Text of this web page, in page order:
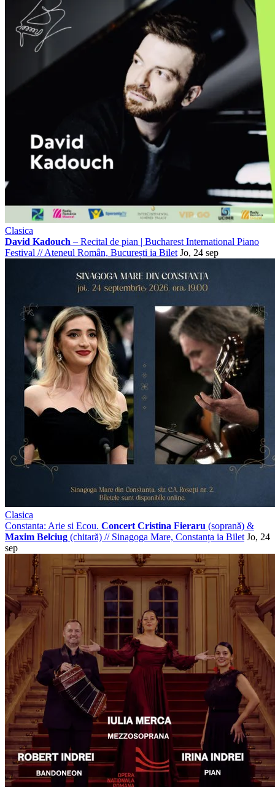
Clasica
David Kadouch – Recital de pian | Bucharest International Piano
Festival //Ateneul Român, București ia Bilet Jo, 24 sep
Clasica
Constanta: Arie si Ecou. Concert Cristina Fieraru (soprană) &
Maxim Belciug (chitară) //Sinagoga Mare, Constanța ia Bilet Jo, 24
sep